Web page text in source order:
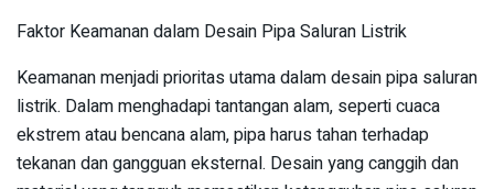
Faktor Keamanan dalam Desain Pipa Saluran Listrik
Keamanan menjadi prioritas utama dalam desain pipa saluran
listrik. Dalam menghadapi tantangan alam, seperti cuaca
ekstrem atau bencana alam, pipa harus tahan terhadap
tekanan dan gangguan eksternal. Desain yang canggih dan